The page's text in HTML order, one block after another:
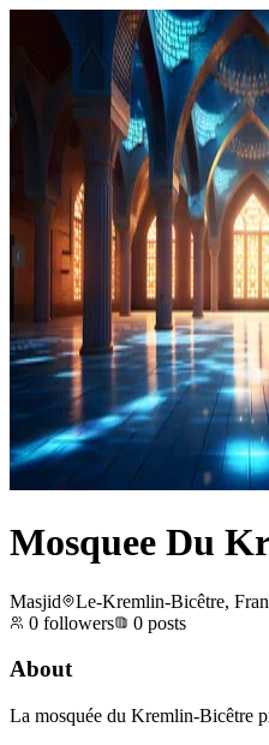
Mosquee Du
Masjid
Le-Kremlin-Bicêtre,
0 followers 0 posts
About
La mosquée du Kremlin-Bicêtre